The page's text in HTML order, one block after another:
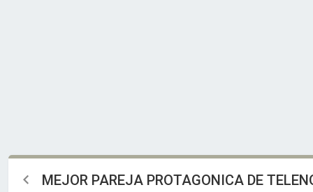
MEJOR PAREJA PROTAGONICA DE